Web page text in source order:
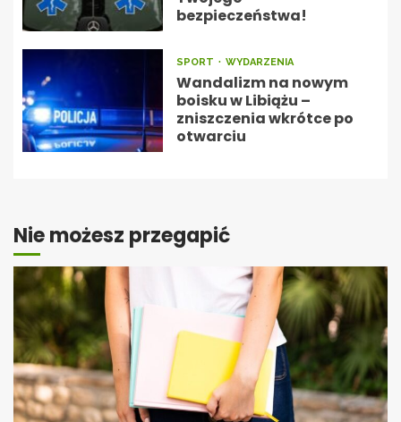
bezpieczeństwa!
SPORT WYDARZENIA
Wandalizm na nowym
boisku w Libiążu –
zniszczenia wkrótce po
otwarciu
Nie możesz przegapić